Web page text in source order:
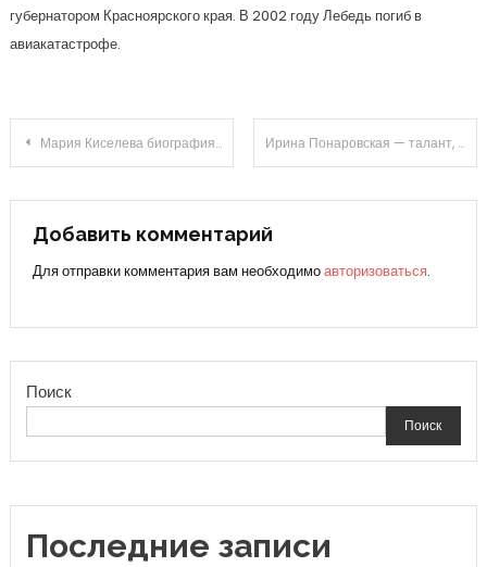
губернатором Красноярского края. В 2002 году Лебедь погиб в
авиакатастрофе.
Навигация
по
записям
Мария Киселева биография ведущей и ее роль как слабое звено современного телевидения Ирина Понаровская — талант, страсть и необычные дороги судьбы
Добавить комментарий
Для отправки комментария вам необходимоавторизоваться.
Поиск
Поиск
Последние записи